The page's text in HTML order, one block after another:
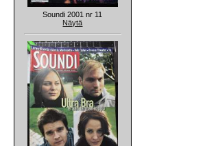
Soundi 2001 nr 11
Näytä